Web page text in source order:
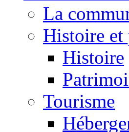
La
Histoire et
Histoire
Tourisme